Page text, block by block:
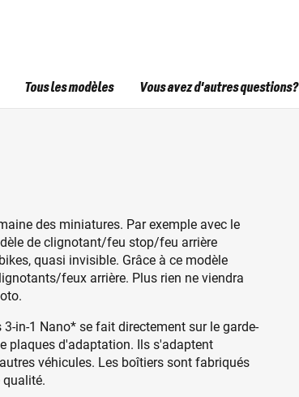
des miniatures. Par exemple avec le
de clignotant/feu stop/feu arrière
quasi invisible. Grâce à ce modèle
feux arrière. Plus rien ne viendra
in-1 Nano* se fait directement sur le garde-
plaques d'adaptation. Ils s'adaptent
véhicules. Les boîtiers sont fabriqués
Tous les modèles Vous avez d'autres questions?